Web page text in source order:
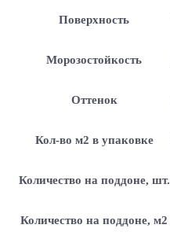
Поверхность
Морозостойкость
Оттенок
Кол-во м2 в упаковке
Количество на поддоне, шт.
Количество на поддоне, м2